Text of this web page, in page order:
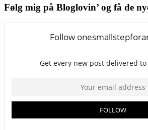
Følg mig på Bloglovin’ og få de